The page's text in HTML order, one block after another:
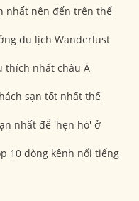
nhất nên đến trên thế
du lịch Wanderlust
thích nhất châu Á
sạn tốt nhất thế
nhất để 'hẹn hò' ở
10 dòng kênh nổi tiếng